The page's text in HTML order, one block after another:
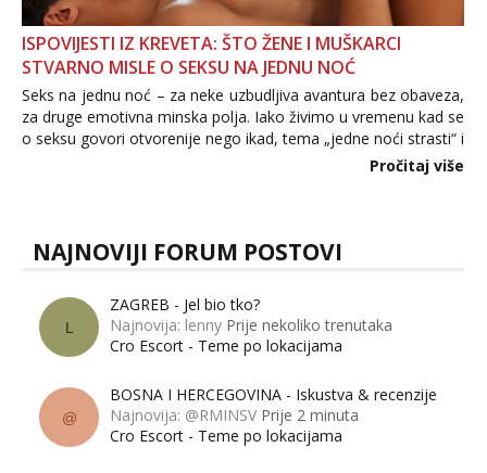
ISPOVIJESTI IZ KREVETA: ŠTO ŽENE I MUŠKARCI
STVARNO MISLE O SEKSU NA JEDNU NOĆ
Seks na jednu noć – za neke uzbudljiva avantura bez obaveza,
za druge emotivna minska polja. Iako živimo u vremenu kad se
o seksu govori otvorenije nego ikad, tema „jedne noći strasti“ i
dalje izaziva burne rasprave. Što zapravo misle žene, a što
Pročitaj više
NAJNOVIJI FORUM POSTOVI
L
ZAGREB - Jel bio tko?
Najnovija: lenny Prije nekoliko trenutaka
Cro Escort - Teme po lokacijama
@
BOSNA I HERCEGOVINA - Iskustva & recenzije
Najnovija: @RMINSV Prije 2 minuta
Cro Escort - Teme po lokacijama